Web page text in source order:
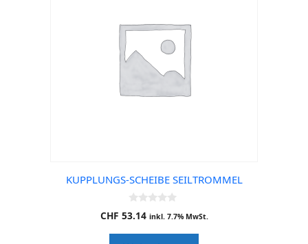
KUPPLUNGS-SCHEIBE SEILTROMMEL
0
o
CHF 53.14 inkl. 7.7% MwSt.